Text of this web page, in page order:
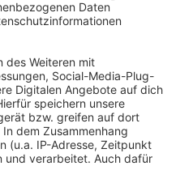
und das Museum
ersten
und am Neujahrstag